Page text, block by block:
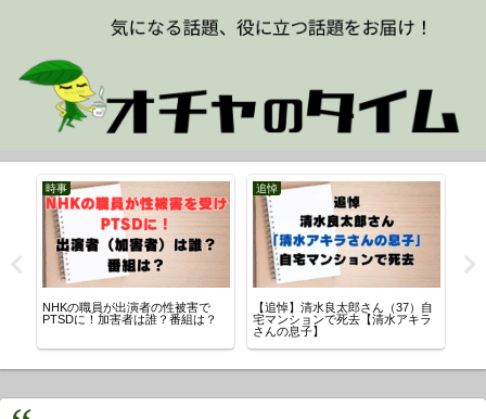
時事
NHKの職員が出演者の性被害で
PTSDに！加害者は誰？番組は？
追悼
【追悼】清水良太郎さん（37）自
宅マンションで死去【清水アキラ
さんの息子】